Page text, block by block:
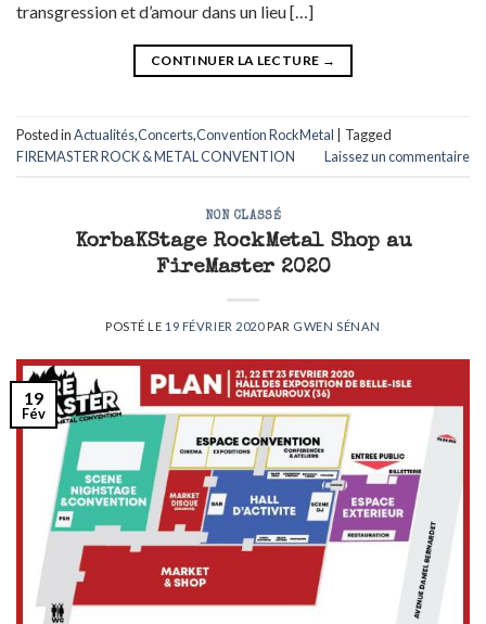
transgression et d’amour dans un lieu […]
CONTINUER LA LECTURE →
Posted inActualités,Concerts,Convention RockMetal
Tagged
FIREMASTER ROCK & METAL CONVENTION
Laissez un commentaire
NON CLASSÉ
KorbaKStage RockMetal Shop au
FireMaster 2020
POSTÉ LE 19 FÉVRIER 2020PAR GWEN SÉNAN
19
Fév